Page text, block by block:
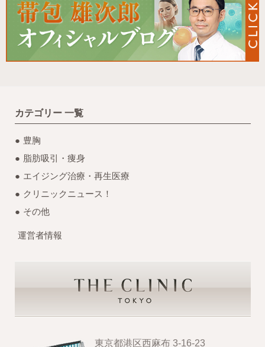
カテゴリー 一覧
豊胸
脂肪吸引・痩身
エイジング治療・再生医療
クリニックニュース！
その他
運営者情報
東京都港区西麻布 3-16-23